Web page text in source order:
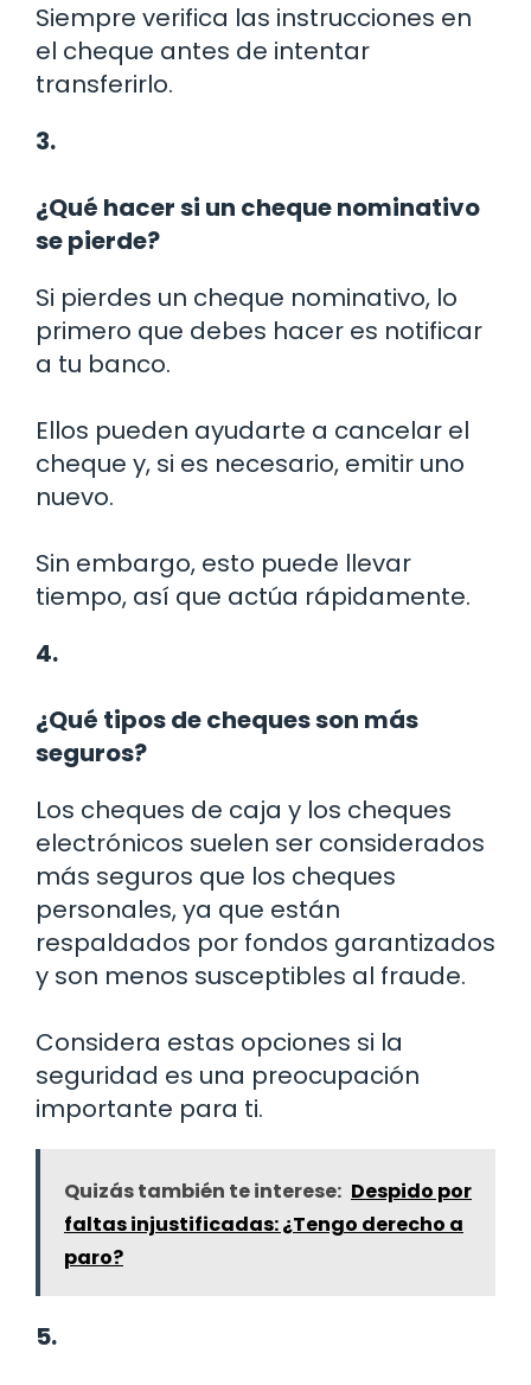
Siempre verifica las instrucciones en
el cheque antes de intentar
transferirlo.
3.
¿Qué hacer si un cheque nominativo
se pierde?
Si pierdes un cheque nominativo, lo
primero que debes hacer es notificar
a tu banco.
Ellos pueden ayudarte a cancelar el
cheque y, si es necesario, emitir uno
nuevo.
Sin embargo, esto puede llevar
tiempo, así que actúa rápidamente.
4.
¿Qué tipos de cheques son más
seguros?
Los cheques de caja y los cheques
electrónicos suelen ser considerados
más seguros que los cheques
personales, ya que están
respaldados por fondos garantizados
y son menos susceptibles al fraude.
Considera estas opciones si la
seguridad es una preocupación
importante para ti.
Quizás también te interese: Despido por
faltas injustificadas: ¿Tengo derecho a
paro?
5.